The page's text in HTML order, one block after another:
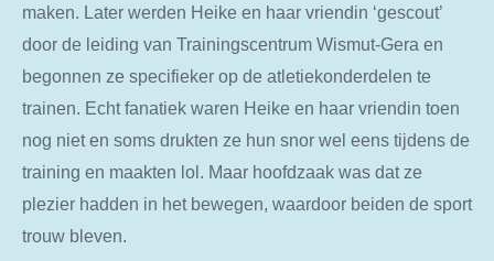
maken. Later werden Heike en haar vriendin ‘gescout’
door de leiding van Trainingscentrum Wismut-Gera en
begonnen ze specifieker op de atletiekonderdelen te
trainen. Echt fanatiek waren Heike en haar vriendin toen
nog niet en soms drukten ze hun snor wel eens tijdens de
training en maakten lol. Maar hoofdzaak was dat ze
plezier hadden in het bewegen, waardoor beiden de sport
trouw bleven.